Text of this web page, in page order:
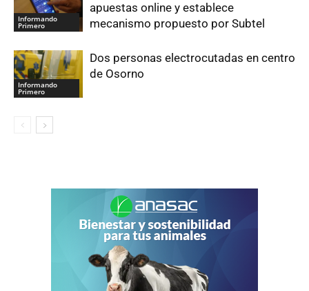
Informando
Primero
apuestas online y establece
mecanismo propuesto por Subtel
Informando
Primero
Dos personas electrocutadas en centro
de Osorno